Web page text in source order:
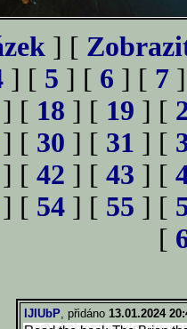
] [
] [ 5 ] [ 6 ] [ 7
] [ 18 ] [ 19 ] [
] [ 30 ] [ 31 ] [
] [ 42 ] [ 43 ] [
] [ 54 ] [ 55 ] [
[
lJIUbP, přidáno 13.01.2024